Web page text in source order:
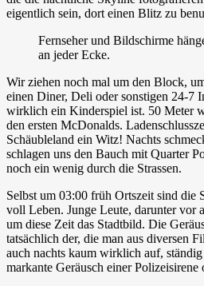
eigentlich sein, dort einen Blitz zu
Fernseher und Bildschirme
an jeder Ecke.
Wir ziehen noch mal um den Block,
einen Diner, Deli oder sonstigen 24-7
wirklich ein Kinderspiel ist. 50 Meter
den ersten McDonalds.
Schäubleland ein Witz! Nachts
schlagen uns den Bauch mit Quarter
noch ein wenig durch die Strassen.
Selbst um 03:00 früh Ortszeit sind die
voll Leben. Junge Leute, darunter vor
um diese Zeit das Stadtbild. Die
tatsächlich der, die man aus diversen
auch nachts kaum wirklich auf,
markante Geräusch einer